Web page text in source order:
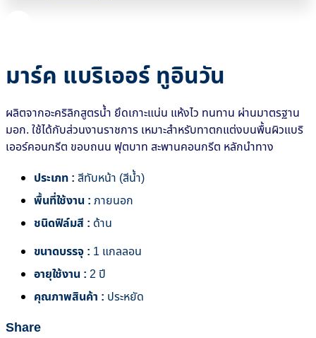
มาร์ค แบริเออร์ ทูอินวัน
ผลิตจากอะคริลิกสูตรน้ำ ยึดเกาะแน่น แห้งไว ทนทาน ผ่านมาตรฐาน
มอก. ใช้ได้กับส่วนงานราชการ เหมาะสำหรับทาตกแต่งบนพื้นผิวแบริ
เออร์คอนกรีต ขอบถนน ฟุตบาท สะพานคอนกรีต หลักนำทาง
ประเภท : สีทับหน้า (สีน้ำ)
พื้นที่ใช้งาน : ภายนอก
ชนิดฟิล์มสี : ด้าน
ขนาดบรรจุ : 1 แกลลอน
อายุใช้งาน : 2 ปี
คุณภาพสินค้า : ประหยัด
Share